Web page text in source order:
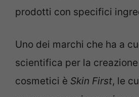
prodotti con specifici
Uno dei marchi che ha a
scientifica per la
cosmetici è Skin First, le